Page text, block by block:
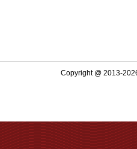
Copyright @ 2013-